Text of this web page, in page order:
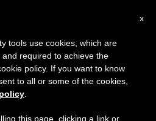
×
agosto haremos la pausa
en el periodo de verano
y también el
x
tools use cookies, which are
required to achieve the
policy. If you want to know
to all or some of the cookies,
this page, clicking a link or